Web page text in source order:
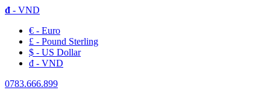
đ - VND
€ - Euro
£ - Pound Sterling
$ - US Dollar
đ - VND
0783.666.899